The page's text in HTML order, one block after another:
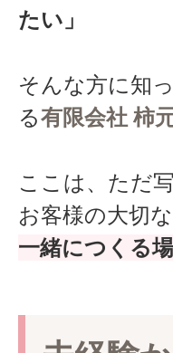
たい」
そんな方に知
る有限会社 柿
ここは、ただ
お客様の大切
一緒につくる